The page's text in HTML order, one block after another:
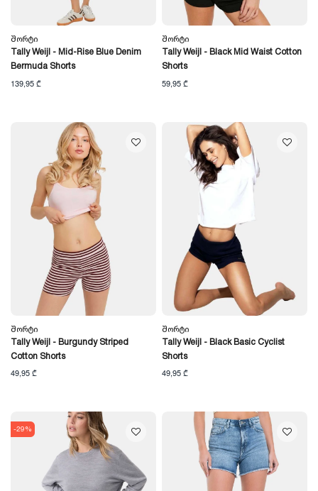
Შორტი
Tally Weijl - Mid-Rise Blue Denim
Bermuda Shorts
139,95 ₾
Შორტი
Tally Weijl - Black Mid Waist Cotton
Shorts
59,95 ₾
Შორტი
Tally Weijl - Burgundy Striped
Cotton Shorts
49,95 ₾
Შორტი
Tally Weijl - Black Basic Cyclist
Shorts
49,95 ₾
-29%